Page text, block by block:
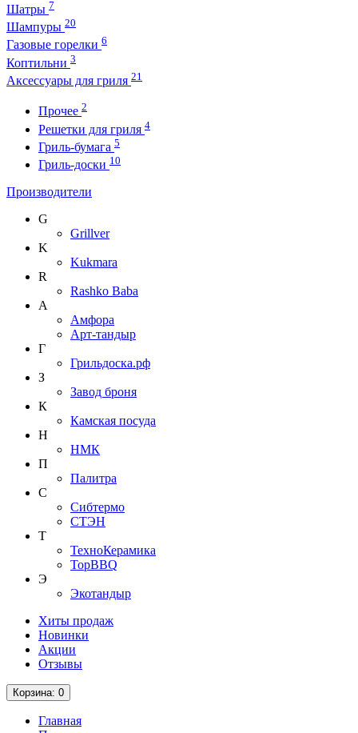
Шатры 7
Шампуры 20
Газовые горелки 6
Коптильни 3
Аксессуары для гриля 21
Прочее 2
Решетки для гриля 4
Гриль-бумага 5
Гриль-доски 10
Производители
G
Grillver
K
Kukmara
R
Rashko Baba
А
Амфора
Арт-тандыр
Г
Грильдоска.рф
З
Завод броня
К
Камская посуда
Н
НМК
П
Палитра
С
Сибтермо
СТЭН
Т
ТехноКерамика
ТорBBQ
Э
Экотандыр
Хиты продаж
Новинки
Акции
Отзывы
Корзина: 0
Главная